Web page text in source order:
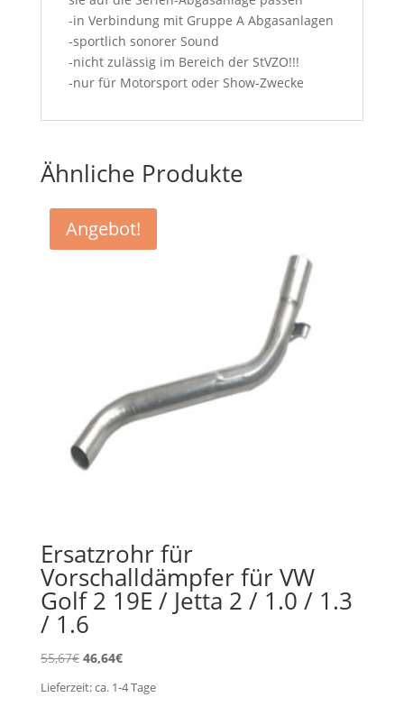
-in Verbindung mit Gruppe A Abgasanlagen
-sportlich sonorer Sound
-nicht zulässig im Bereich der StVZO!!!
-nur für Motorsport oder Show-Zwecke
Ähnliche Produkte
Angebot!
Ersatzrohr für
Vorschalldämpfer für VW
Golf 2 19E / Jetta 2 / 1.0 / 1.3
/ 1.6
55,67€ Ursprünglicher
46,64€Aktueller
Lieferzeit:ca. 1-4Tage